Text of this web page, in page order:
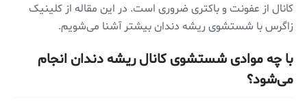
کانال از عفونت و باکتری ضروری است. در این مقاله از کلینیک
زاگرس با شستشوی ریشه دندان بیشتر آشنا می‌شویم.
با چه موادی شستشوی کانال ریشه دندان انجام
می‌شود؟